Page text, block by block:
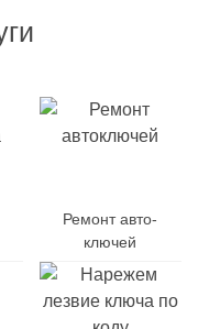
Ремонт авто-
ключей